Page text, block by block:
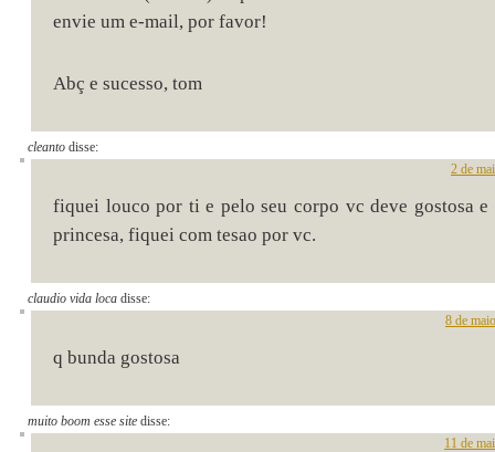
envie um e-mail, por favor!
Abç e sucesso, tom
cleanto disse:
2 de
fiquei louco por ti e pelo seu corpo vc deve gostosa e
princesa, fiquei com tesao por vc.
claudio vida loca disse:
8 de
q bunda gostosa
muito boom esse site disse:
11 de